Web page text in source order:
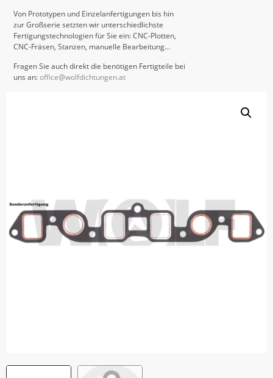
Von Prototypen und Einzelanfertigungen bis hin
zur Großserie setzten wir unterschiedlichste
Fertigungstechnologien für Sie ein: CNC-Plotten,
CNC-Fräsen, Stanzen, manuelle Bearbeitung…
Fragen Sie auch direkt die benötigen Fertigteile bei
uns an:office@wolfdichtungen.at